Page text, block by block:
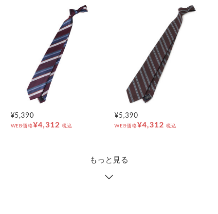
¥5,390
WEB価格¥4,312 税込
¥5,390
WEB価格¥4,312 税込
もっと見る